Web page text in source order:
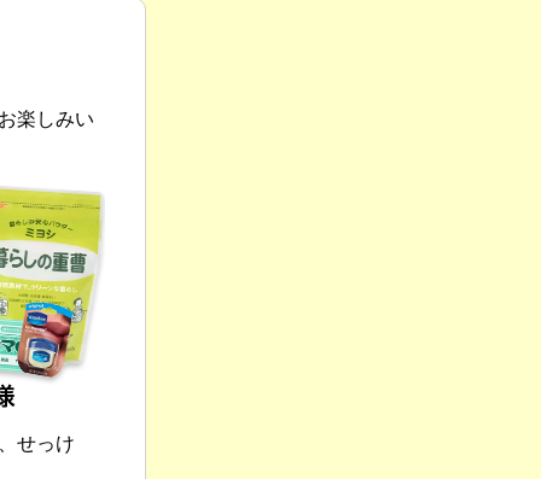
楽しみい
せっけ